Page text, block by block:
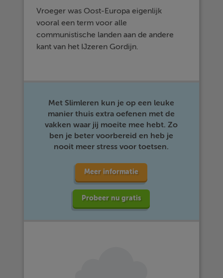
Vroeger was Oost-Europa eigenlijk
vooral een term voor alle
communistische landen aan de andere
kant van het IJzeren Gordijn.
Met Slimleren kun je op een leuke
manier thuis extra oefenen met de
vakken waar jij moeite mee hebt. Zo
ben je beter voorbereid en heb je
nooit meer stress voor toetsen.
Meer informatie
Probeer nu gratis